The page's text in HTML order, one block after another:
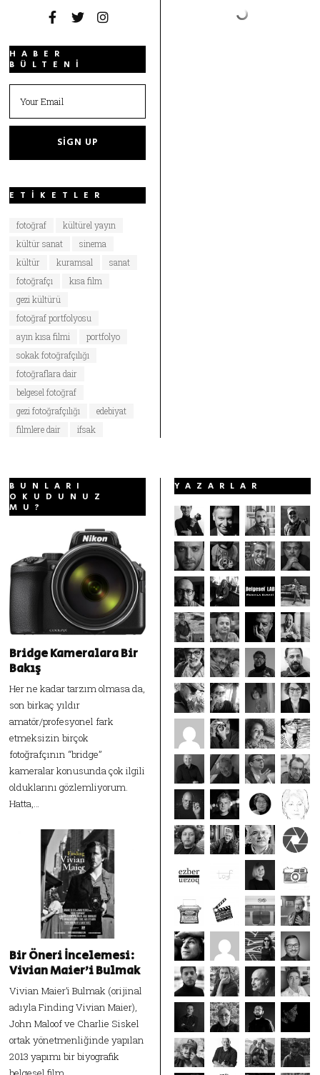
HABER
BÜLTENI
ETIKETLER
fotoğraf
kültürel yayın
kültür sanat
sinema
kültür
kuramsal
sanat
fotoğrafçı
kısa film
gezi kültürü
fotoğraf portfolyosu
ayın kısa filmi
portfolyo
sokak fotoğrafçılığı
fotoğraflara dair
belgesel fotoğraf
gezi fotoğrafçılığı
edebiyat
filmlere dair
ifsak
BUNLARI
OKUDUNUZ
MU?
Bridge Kameralara Bir
Bakış
Her ne kadar tarzım olmasa da,
son birkaç yıldır
amatör/profesyonel fark
etmeksizin birçok
fotoğrafçının “bridge”
kameralar konusunda çok ilgili
olduklarını gözlemliyorum.
Hatta,…
Bir Öneri İncelemesi:
Vivian Maier’i Bulmak
Vivian Maier’i Bulmak (orijinal
adıyla Finding Vivian Maier),
John Maloof ve Charlie Siskel
ortak yönetmenliğinde yapılan
2013 yapımı bir biyografik
YAZARLAR